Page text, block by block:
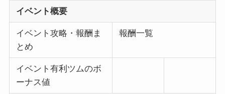
イベント概要
イベント攻略・報酬ま
とめ
報酬一覧
イベント有利ツムのボ
ーナス値